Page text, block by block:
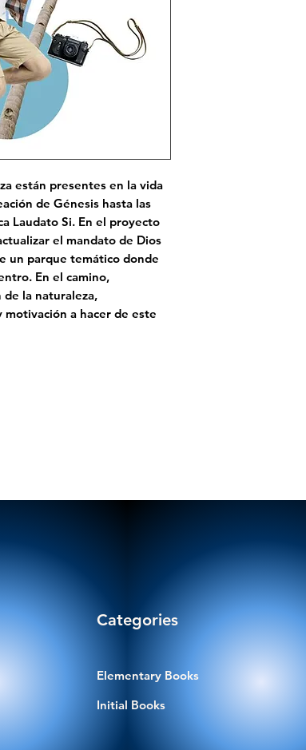
están presentes en la vida
de Génesis hasta las
Laudato Si. En el proyecto
el mandato de Dios
un parque temático donde
En el camino,
la naturaleza,
a hacer de este
Categories
Elementary Books
Initial Books